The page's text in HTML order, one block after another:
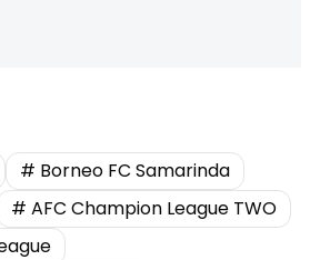
# Borneo FC Samarinda
# AFC Champion League TWO